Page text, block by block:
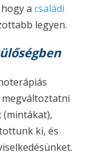
a családi
legyen.
(mintákat),
ki, és